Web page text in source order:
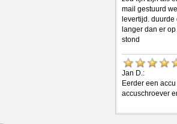
mail gestuurd
levertijd.
langer dan er
stond
Jan D.:
Eerder een
accuschroever